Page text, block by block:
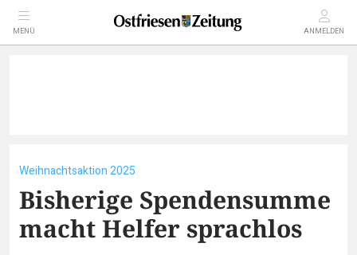
MENÜ ANMELDEN
Weihnachtsaktion 2025
Bisherige Spendensumme
macht Helfer sprachlos